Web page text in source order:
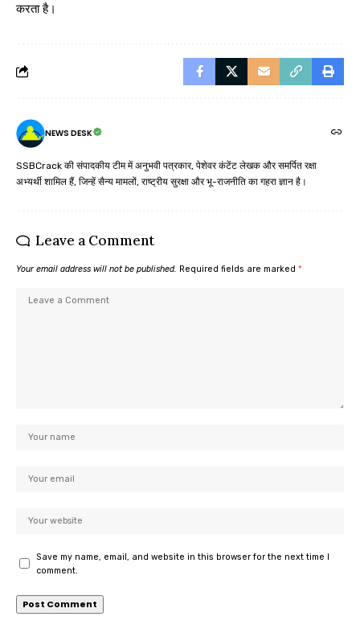
करता है।
NEWS DESK
SSBCrack की संपादकीय टीम में अनुभवी पत्रकार, पेशेवर कंटेंट लेखक और समर्पित रक्षा
अभ्यर्थी शामिल हैं, जिन्हें सैन्य मामलों, राष्ट्रीय सुरक्षा और भू-राजनीति का गहरा ज्ञान है।
Leave a Comment
Your email address will not be published. Required fields are marked *
Save my name, email, and website in this browser for the next time I
comment.